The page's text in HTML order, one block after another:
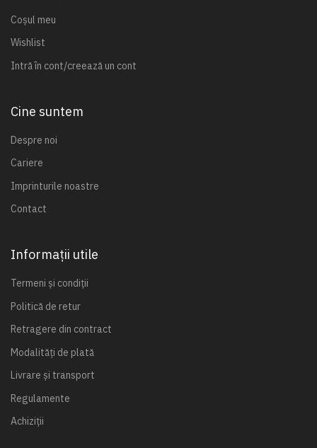
Coșul meu
Wishlist
Intră în cont/creează un cont
Cine suntem
Despre noi
Cariere
Imprinturile noastre
Contact
Informații utile
Termeni și condiții
Politică de retur
Retragere din contract
Modalități de plată
Livrare și transport
Regulamente
Achiziții